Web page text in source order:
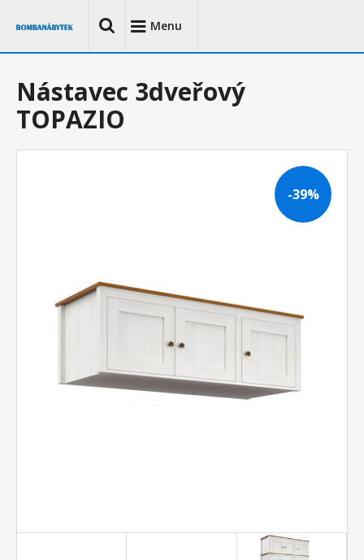
Menu
-39%
Nástavec 3dveřový
TOPAZIO